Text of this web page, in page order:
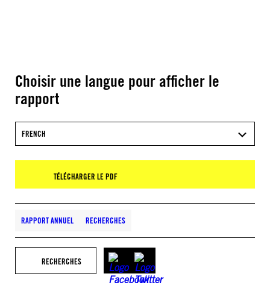
Choisir une langue pour afficher le
rapport
FRENCH
TÉLÉCHARGER LE PDF
RAPPORT ANNUEL RECHERCHES
RECHERCHES